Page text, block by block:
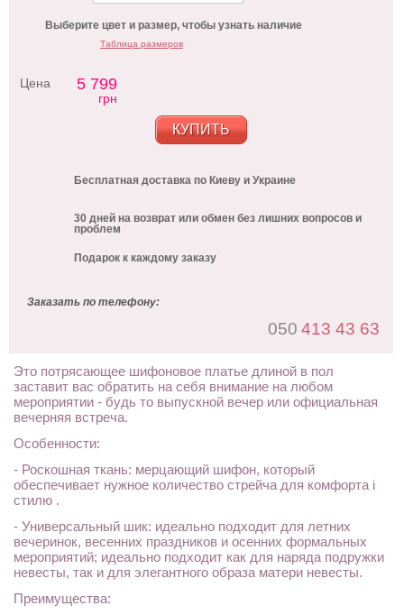
Выберите цвет и размер, чтобы узнать наличие
Таблица размеров
Цена 5 799
грн
КУПИТЬ
Бесплатная доставка по Киеву и Украине
30 дней на возврат или обмен без лишних вопросов и
проблем
Подарок к каждому заказу
Заказать по телефону:
050 413 43 63
Это потрясающее шифоновое платье длиной в пол
заставит вас обратить на себя внимание на любом
мероприятии - будь то выпускной вечер или официальная
вечерняя встреча.
Особенности:
- Роскошная ткань: мерцающий шифон, который
обеспечивает нужное количество стрейча для комфорта і
стилю .
- Универсальный шик: идеально подходит для летних
вечеринок, весенних праздников и осенних формальных
мероприятий; идеально подходит как для наряда подружки
невесты, так и для элегантного образа матери невесты.
Преимущества: